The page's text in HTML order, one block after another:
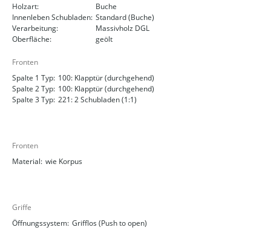
Holzart:
Buche
Innenleben Schubladen: Standard (Buche)
Verarbeitung:
Massivholz DGL
Oberfläche:
geölt
Fronten
Spalte 1 Typ: 100: Klapptür (durchgehend)
Spalte 2 Typ: 100: Klapptür (durchgehend)
Spalte 3 Typ: 221: 2 Schubladen (1:1)
Fronten
Material: wie Korpus
Griffe
Öffnungssystem: Grifflos (Push to open)